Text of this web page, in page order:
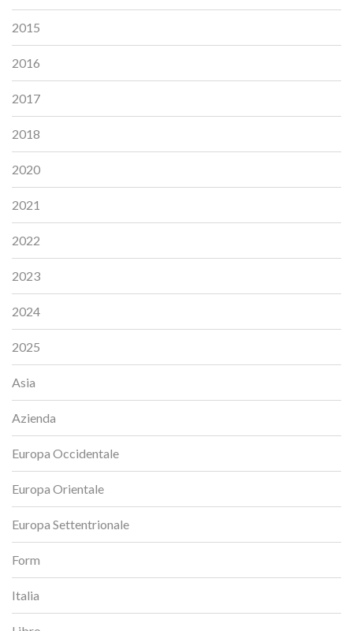
2015
2016
2017
2018
2020
2021
2022
2023
2024
2025
Asia
Azienda
Europa Occidentale
Europa Orientale
Europa Settentrionale
Form
Italia